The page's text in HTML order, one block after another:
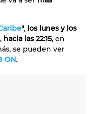
", los lunes y los
hacia las 22:15, en
se pueden ver
ON.